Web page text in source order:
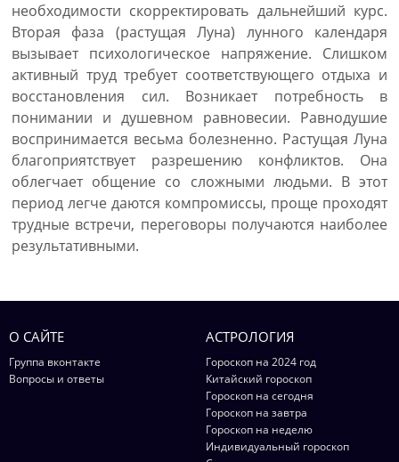
необходимости скорректировать дальнейший курс.
Вторая фаза (растущая Луна) лунного календаря
вызывает психологическое напряжение. Слишком
активный труд требует соответствующего отдыха и
восстановления сил. Возникает потребность в
понимании и душевном равновесии. Равнодушие
воспринимается весьма болезненно. Растущая Луна
благоприятствует разрешению конфликтов. Она
облегчает общение со сложными людьми. В этот
период легче даются компромиссы, проще проходят
трудные встречи, переговоры получаются наиболее
результативными.
О САЙТЕ
Группа вконтакте
Вопросы и ответы
АСТРОЛОГИЯ
Гороскоп на 2024 год
Китайский гороскоп
Гороскоп на сегодня
Гороскоп на завтра
Гороскоп на неделю
Индивидуальный гороскоп